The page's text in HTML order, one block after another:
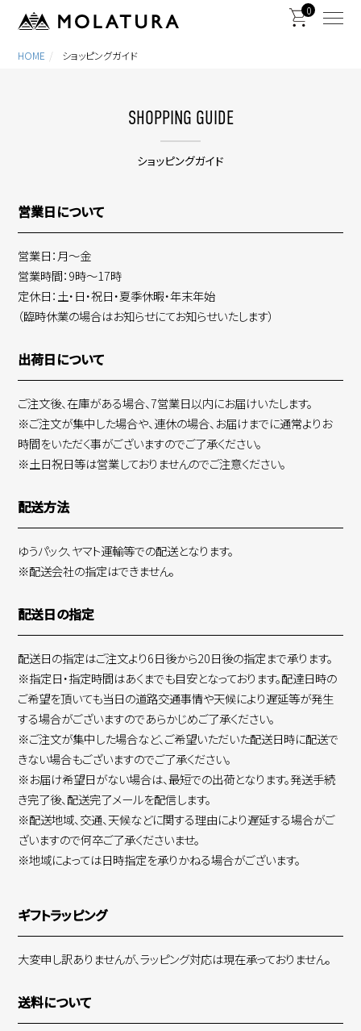
0
HOME ショッピングガイド
SHOPPING GUIDE
ショッピングガイド
営業日について
営業日：月～金
営業時間：9時～17時
定休日：土・日・祝日・夏季休暇・年末年始
（臨時休業の場合はお知らせにてお知らせいたします）
出荷日について
ご注文後、在庫がある場合、7営業日以内にお届けいたします。
※ご注文が集中した場合や、連休の場合、お届けまでに通常よりお
時間をいただく事がございますのでご了承ください。
※土日祝日等は営業しておりませんのでご注意ください。
配送方法
ゆうパック、ヤマト運輸等での配送となります。
※配送会社の指定はできません。
配送日の指定
配送日の指定はご注文より6日後から20日後の指定まで承ります。
※指定日・指定時間はあくまでも目安となっております。配達日時の
ご希望を頂いても当日の道路交通事情や天候により遅延等が発生
する場合がございますのであらかじめご了承ください。
※ご注文が集中した場合など、ご希望いただいた配送日時に配送で
きない場合もございますのでご了承ください。
※お届け希望日がない場合は、最短での出荷となります。発送手続
き完了後、配送完了メールを配信します。
※配送地域、交通、天候などに関する理由により遅延する場合がご
ざいますので何卒ご了承くださいませ。
※地域によっては日時指定を承りかねる場合がございます。
ギフトラッピング
大変申し訳ありませんが、ラッピング対応は現在承っておりません。
送料について